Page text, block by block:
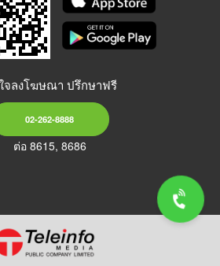
จลงโฆษณา ปรึกษาฟรี
02-262-8888
ต่อ 8615, 8686